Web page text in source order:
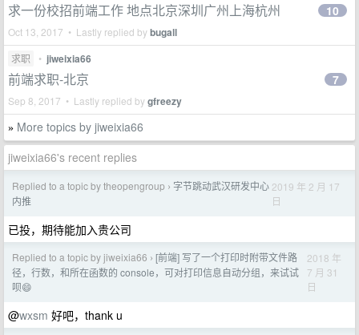
求一份校招前端工作 地点北京深圳广州上海杭州
Oct 13, 2017 • Lastly replied bybugall
10
求职 • jiweixia66
前端求职-北京
Sep 8, 2017 • Lastly replied bygfreezy
7
» More topics by jiweixia66
jiweixia66's recent replies
Replied to a topic by theopengroup › 字节跳动武汉研发中心
内推
2019 年 2 月 17
日
已投，期待能加入贵公司
Replied to a topic by jiweixia66 › [前端] 写了一个打印时附带文件路
径，行数，和所在函数的 console，可对打印信息自动分组，来试试
呗😄
2018 年
7 月 31
日
@wxsm 好吧，thank u